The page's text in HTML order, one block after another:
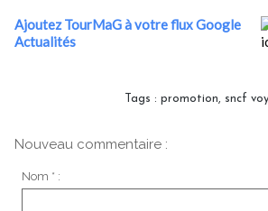
Ajoutez TourMaG à votre flux Google
Actualités
Tags : promotion, sncf
Nouveau commentaire :
Nom * :